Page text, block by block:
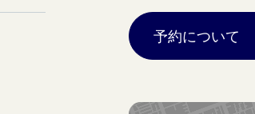
予約について